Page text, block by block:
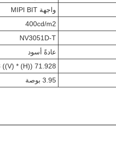
واجهة MIPI BIT
400cd/m2
NV3051D-T
عادةً أسود
71.928 ((H) * 71.928 ((V)
3.95 بوصة